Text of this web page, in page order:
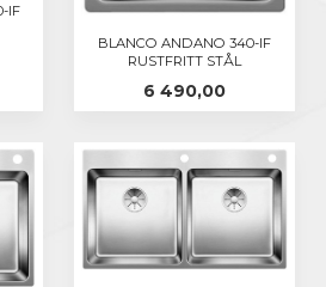
IF
BLANCO ANDANO 340-IF
RUSTFRITT STÅL
Pris
6 490,00